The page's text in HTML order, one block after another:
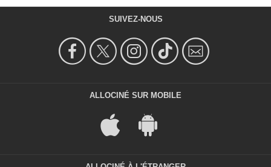
SUIVEZ-NOUS
ALLOCINÉ SUR MOBILE